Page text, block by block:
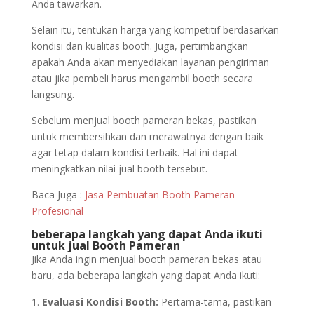
Anda tawarkan.
Selain itu, tentukan harga yang kompetitif berdasarkan
kondisi dan kualitas booth. Juga, pertimbangkan
apakah Anda akan menyediakan layanan pengiriman
atau jika pembeli harus mengambil booth secara
langsung.
Sebelum menjual booth pameran bekas, pastikan
untuk membersihkan dan merawatnya dengan baik
agar tetap dalam kondisi terbaik. Hal ini dapat
meningkatkan nilai jual booth tersebut.
Baca Juga : Jasa Pembuatan Booth Pameran
Profesional
beberapa langkah yang dapat Anda ikuti
untuk jual Booth Pameran
Jika Anda ingin menjual booth pameran bekas atau
baru, ada beberapa langkah yang dapat Anda ikuti:
Evaluasi Kondisi Booth: Pertama-tama, pastikan